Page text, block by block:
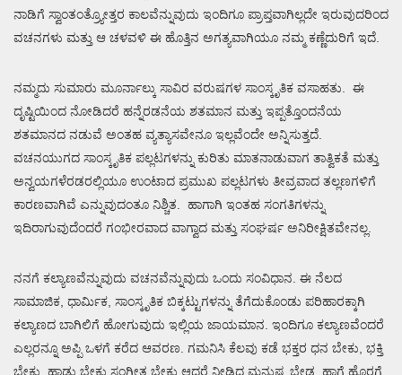
ನಾಡಿಗೆ ಸ್ವಾಂತಂತ್ರ್ಯೋತ್ತರ ಕಾಲವೆನ್ನುವುದು ಇಂದಿಗೂ ಪ್ರಾಪ್ತವಾಗಿಲ್ಲದೇ ಇರುವುದರಿಂದ
ವಚನಗಳು ಮತ್ತು ಆ ಚಳವಳಿ ಈ ಹೊತ್ತಿನ ಅಗತ್ಯವಾಗಿಯೂ ನಮ್ಮ ಕಣ್ಣೆದುರಿಗೆ ಇದೆ.
ನಮ್ಮದು ಸುಮಾರು ಮೂರ್ನಾಲ್ಕು ಸಾವಿರ ವರುಷಗಳ ಸಾಂಸ್ಕೃತಿಕ ವಸಾಹತು. ಈ
ದೃಷ್ಟಿಯಿಂದ ನೋಡಿದರೆ ಹನ್ನೆರಡನೆಯ ಶತಮಾನ ಮತ್ತು ಇಪ್ಪತ್ತೊಂದನೆಯ
ಶತಮಾನದ ನಡುವೆ ಅಂತಹ ವ್ಯತ್ಯಾಸವೇನೂ ಇಲ್ಲವೆಂದೇ ಅನ್ನಿಸುತ್ತದೆ.
ವಚನಯುಗದ ಸಾಂಸ್ಕೃತಿಕ ಪಲ್ಲಟಗಳನ್ನು ಕುರಿತು ಮಾತನಾಡುವಾಗ ತಾತ್ವಿಕತೆ ಮತ್ತು
ಅನ್ವಯಗಳೆರಡರಲ್ಲಿಯೂ ಉಂಟಾದ ಪ್ರಮುಖ ಪಲ್ಲಟಗಳು ತೀವ್ರವಾದ ತಲ್ಲಣಗಳಿಗೆ
ಕಾರಣವಾಗಿವೆ ಎನ್ನುವುದಂತೂ ನಿಶ್ಚಿತ. ಹಾಗಾಗಿ ಇಂತಹ ಸಂಗತಿಗಳನ್ನು
ಇದಿರಾಗುವುದೆಂದರೆ ಗಂಭೀರವಾದ ವಾಗ್ವಾದ ಮತ್ತು ಸಂಘರ್ಷ ಅನಿರೀಕ್ಷಿತವೇನಲ್ಲ.
ನನಗೆ ಕಲ್ಯಾಣವೆನ್ನುವುದು ವಚನವೆನ್ನುವುದು ಒಂದು ಸಂವಿಧಾನ. ಈ ನೆಲದ
ಸಾಮಾಜಿಕ, ಧಾರ್ಮಿಕ, ಸಾಂಸ್ಕೃತಿಕ ಬಿಕ್ಕಟ್ಟುಗಳನ್ನು ತೆಗೆದುಕೊಂಡು ಪರಿಹಾರಕ್ಕಾಗಿ
ಕಲ್ಯಾಣದ ಬಾಗಿಲಿಗೆ ಹೋಗುವುದು ಇಲ್ಲಿಯ ಜಾಯಮಾನ. ಇಂದಿಗೂ ಕಲ್ಯಾಣವೆಂದರೆ
ಎಲ್ಲರನ್ನೂ ಅಪ್ಪಿ ಒಳಗೆ ಕರೆದ ಆವರಣ. ಗಮನಿಸಿ ಕೆಲವು ಕಡೆ ಭಕ್ತರ ಧನ ಬೇಕು, ಭಕ್ತಿ
ಬೇಕು, ಹಾಡು ಬೇಕು ಸಂಗೀತ ಬೇಕು ಆದರೆ ನೀಡಿದ ಮನುಷ್ಯ ಬೇಡ. ಹಾಗೆ ಹೊರಗೆ